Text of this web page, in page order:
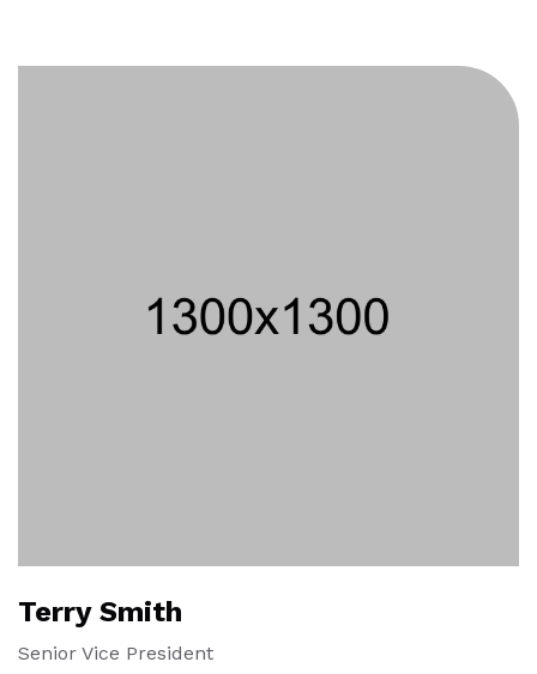
Terry Smith
Senior Vice President